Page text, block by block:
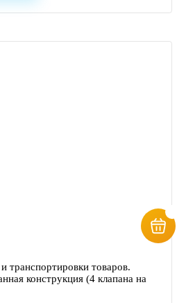
транспортировки товаров.
конструкция (4 клапана на